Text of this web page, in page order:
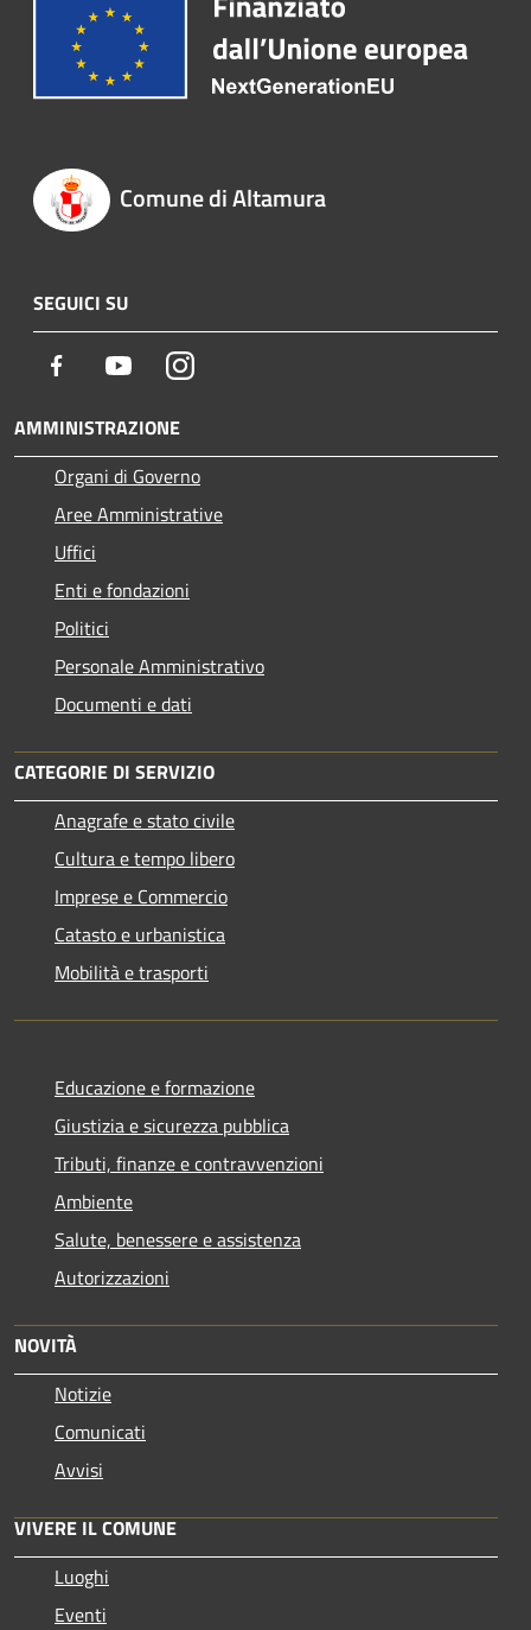
Comune di Altamura
SEGUICI SU
Facebook YoutubeInstagram
AMMINISTRAZIONE
Organi di Governo
Aree Amministrative
Uffici
Enti e fondazioni
Politici
Personale Amministrativo
Documenti e dati
CATEGORIE DI SERVIZIO
Anagrafe e stato civile
Cultura e tempo libero
Imprese e Commercio
Catasto e urbanistica
Mobilità e trasporti
Educazione e formazione
Giustizia e sicurezza pubblica
Tributi, finanze e contravvenzioni
Ambiente
Salute, benessere e assistenza
Autorizzazioni
NOVITÀ
Notizie
Comunicati
Avvisi
VIVERE IL COMUNE
Luoghi
Eventi